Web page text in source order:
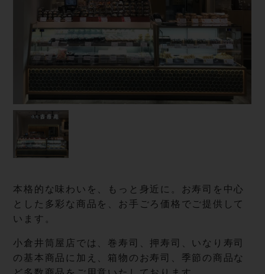
本格的な味わいを、もっと身近に。お寿司を中心
とした多彩な商品を、お手ごろ価格でご提供して
います。
小倉井筒屋店では、巻寿司、押寿司、いなり寿司
の基本商品に加え、箱物のお寿司、季節の商品な